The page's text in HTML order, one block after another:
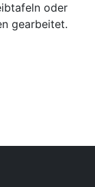
oder
gearbeitet.